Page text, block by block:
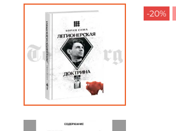
-20%